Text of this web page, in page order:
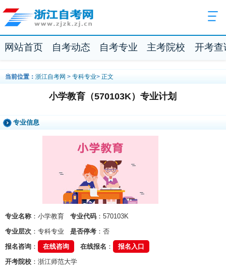
网站首页 自考动态 自考专业 主考院校 开考查
当前位置： 浙江自考网 > 专科专业> 正文
小学教育（570103K）专业计划
专业信息
专业名称：小学教育 专业代码：570103K
专业层次：专科专业 是否停考：否
报名咨询： 在线咨询 在线报名 ：
报名入口
开考院校：浙江师范大学